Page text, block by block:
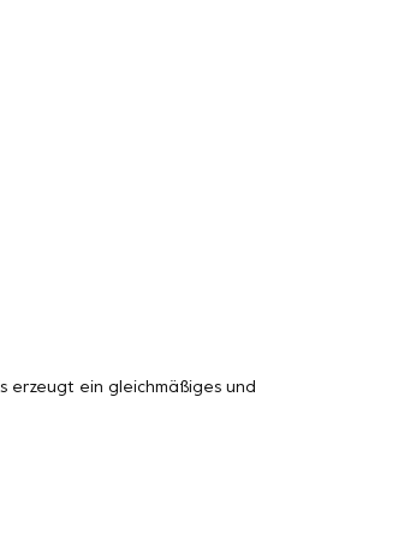
erzeugt ein gleichmäßiges und